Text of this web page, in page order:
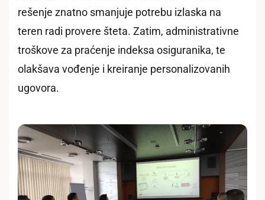
rešenje znatno smanjuje potrebu izlaska na
teren radi provere šteta. Zatim, administrativne
troškove za praćenje indeksa osiguranika, te
olakšava vođenje i kreiranje personalizovanih
ugovora.